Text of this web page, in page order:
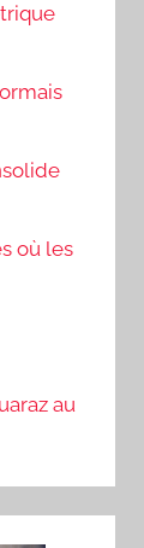
où les
au